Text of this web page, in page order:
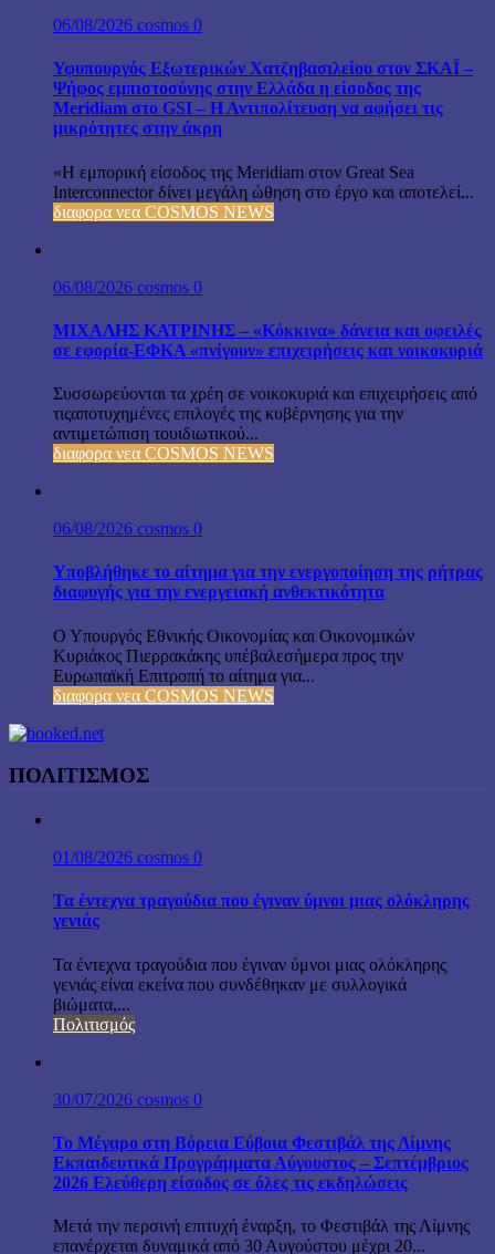
06/08/2026 cosmos 0
Υφυπουργός Εξωτερικών Χατζηβασιλείου στον ΣΚΑΪ –
Ψήφος εμπιστοσύνης στην Ελλάδα η είσοδος της
Meridiam στο GSI – Η Αντιπολίτευση να αφήσει τις
μικρότητες στην άκρη
«Η εμπορική είσοδος της Meridiam στον Great Sea
Interconnector δίνει μεγάλη ώθηση στο έργο και αποτελεί...
διαφορα νεα COSMOS NEWS
06/08/2026 cosmos 0
ΜΙΧΑΛΗΣ ΚΑΤΡΙΝΗΣ – «Κόκκινα» δάνεια και οφειλές
σε εφορία-ΕΦΚΑ «πνίγουν» επιχειρήσεις και νοικοκυριά
Συσσωρεύονται τα χρέη σε νοικοκυριά και επιχειρήσεις από
τιςαποτυχημένες επιλογές της κυβέρνησης για την
αντιμετώπιση τουιδιωτικού...
διαφορα νεα COSMOS NEWS
06/08/2026 cosmos 0
Υποβλήθηκε το αίτημα για την ενεργοποίηση της ρήτρας
διαφυγής για την ενεργειακή ανθεκτικότητα
Ο Υπουργός Εθνικής Οικονομίας και Οικονομικών
Κυριάκος Πιερρακάκης υπέβαλεσήμερα προς την
Ευρωπαϊκή Επιτροπή το αίτημα για...
διαφορα νεα COSMOS NEWS
ΠΟΛΙΤΙΣΜΟΣ
01/08/2026 cosmos 0
Τα έντεχνα τραγούδια που έγιναν ύμνοι μιας ολόκληρης
γενιάς
Τα έντεχνα τραγούδια που έγιναν ύμνοι μιας ολόκληρης
γενιάς είναι εκείνα που συνδέθηκαν με συλλογικά
βιώματα,...
Πολιτισμός
30/07/2026 cosmos 0
Το Μέγαρο στη Βόρεια Εύβοια Φεστιβάλ της Λίμνης
Εκπαιδευτικά Προγράμματα Αύγουστος – Σεπτέμβριος
2026 Ελεύθερη είσοδος σε όλες τις εκδηλώσεις
Μετά την περσινή επιτυχή έναρξη, το Φεστιβάλ της Λίμνης
επανέρχεται δυναμικά από 30 Αυγούστου μέχρι 20...